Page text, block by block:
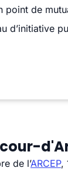
point de
d’initiative
de l’ARCEP,